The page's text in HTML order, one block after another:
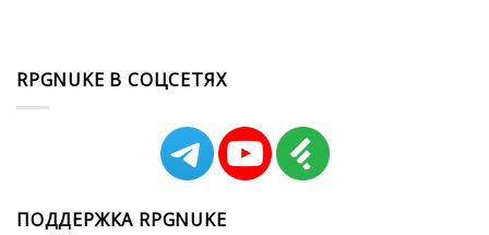
RPGNUKE В СОЦСЕТЯХ
ПОДДЕРЖКА RPGNUKE